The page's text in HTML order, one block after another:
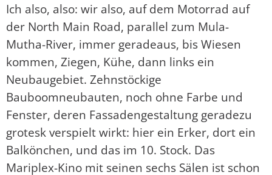
Ich also, also: wir also, auf dem Motorrad auf
der North Main Road, parallel zum Mula-
Mutha-River, immer geradeaus, bis Wiesen
kommen, Ziegen, Kühe, dann links ein
Neubaugebiet. Zehnstöckige
Bauboomneubauten, noch ohne Farbe und
Fenster, deren Fassadengestaltung geradezu
grotesk verspielt wirkt: hier ein Erker, dort ein
Balkönchen, und das im 10. Stock. Das
Mariplex-Kino mit seinen sechs Sälen ist schon